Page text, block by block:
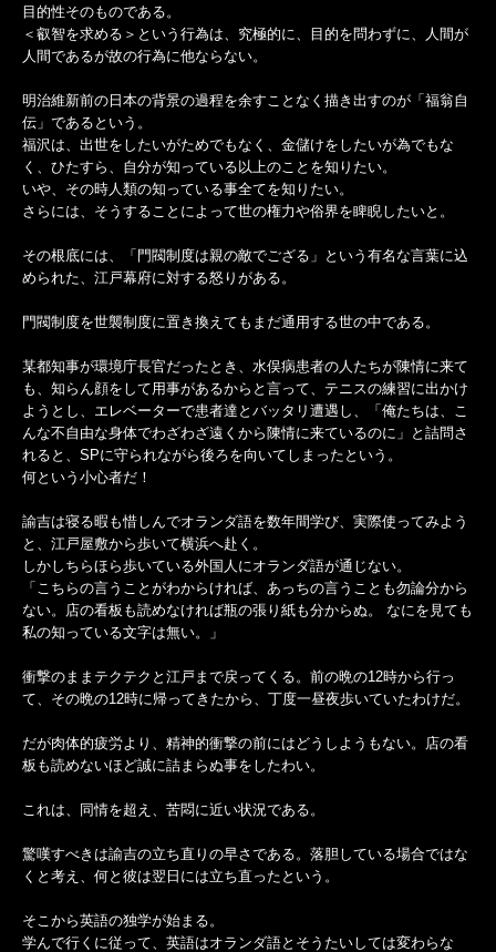
目的性そのものである。
＜叡智を求める＞という行為は、究極的に、目的を問わずに、人間が
人間であるが故の行為に他ならない。
明治維新前の日本の背景の過程を余すことなく描き出すのが「福翁自
伝」であるという。
福沢は、出世をしたいがためでもなく、金儲けをしたいが為でもな
く、ひたすら、自分が知っている以上のことを知りたい。
いや、その時人類の知っている事全てを知りたい。
さらには、そうすることによって世の権力や俗界を睥睨したいと。
その根底には、「門閥制度は親の敵でござる」という有名な言葉に込
められた、江戸幕府に対する怒りがある。
門閥制度を世襲制度に置き換えてもまだ通用する世の中である。
某都知事が環境庁長官だったとき、水俣病患者の人たちが陳情に来て
も、知らん顔をして用事があるからと言って、テニスの練習に出かけ
ようとし、エレベーターで患者達とバッタリ遭遇し、「俺たちは、こ
んな不自由な身体でわざわざ遠くから陳情に来ているのに」と詰問さ
れると、SPに守られながら後ろを向いてしまったという。
何という小心者だ！
諭吉は寝る暇も惜しんでオランダ語を数年間学び、実際使ってみよう
と、江戸屋敷から歩いて横浜へ赴く。
しかしちらほら歩いている外国人にオランダ語が通じない。
「こちらの言うことがわからければ、あっちの言うことも勿論分から
ない。店の看板も読めなければ瓶の張り紙も分からぬ。 なにを見ても
私の知っている文字は無い。」
衝撃のままテクテクと江戸まで戻ってくる。前の晩の12時から行っ
て、その晩の12時に帰ってきたから、丁度一昼夜歩いていたわけだ。
だが肉体的疲労より、精神的衝撃の前にはどうしようもない。店の看
板も読めないほど誠に詰まらぬ事をしたわい。
これは、同情を超え、苦悶に近い状況である。
驚嘆すべきは諭吉の立ち直りの早さである。落胆している場合ではな
くと考え、何と彼は翌日には立ち直ったという。
そこから英語の独学が始まる。
学んで行くに従って、英語はオランダ語とそうたいしては変わらな